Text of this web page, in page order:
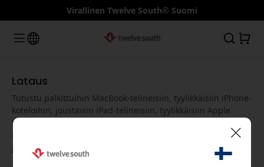
Virallinen Twelve South® Suomi
Lataus
Tutustu palkittuihin MacBook-telineisiin, tyylikkäisiin iPhone-
koteloihin, joustaviin iPad-telineisiin, tyylikkäisiin Apple
Watch -rannekkeisiin, tehokkaisiin USB-C-keskittimiin ja
nopeisiin Qi-latureihin, jotka on suunniteltu parantamaan
jokaista Apple-kokemusta ja maksimoimaan tuottavuutesi.
🎉 Alennuskoodisi: